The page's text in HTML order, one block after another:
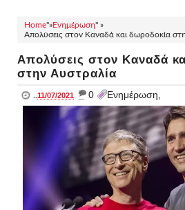
Home"»Ενημέρωση" »
Απολύσεις στον Καναδά και δωροδοκία
Απολύσεις στον Καναδά
στην Αυστραλία
..11/07/2021 _ 0 Ενημέρωση,